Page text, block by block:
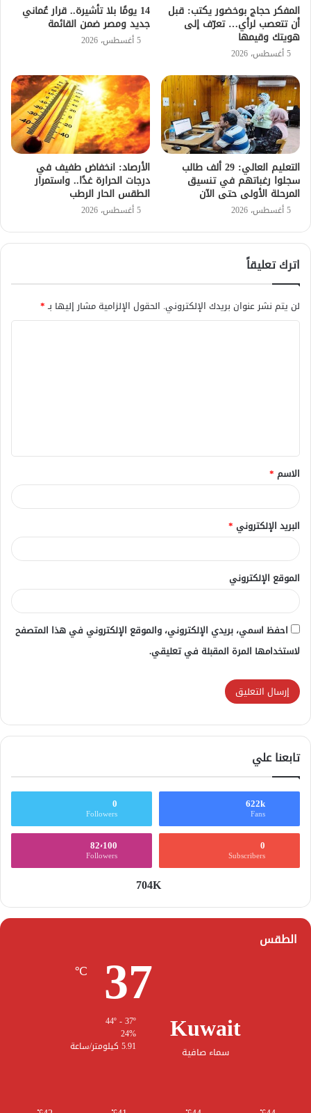
المفكر حجاج بوخضور يكتب: قبل
أن تتعصب لرأي… تعرّف إلى
هويتك وقيمها
5 أغسطس، 2026
14 يومًا بلا تأشيرة.. قرار عُماني
جديد ومصر ضمن القائمة
5 أغسطس، 2026
التعليم العالي: 29 ألف طالب
سجلوا رغباتهم في تنسيق
المرحلة الأولى حتى الآن
5 أغسطس، 2026
الأرصاد: انخفاض طفيف في
درجات الحرارة غدًا.. واستمرار
الطقس الحار الرطب
5 أغسطس، 2026
اترك تعليقاً
لن يتم نشر عنوان بريدك الإلكتروني. الحقول الإلزامية مشار إليها بـ*
ق
*
الاسم *
البريد الإلكتروني *
الموقع الإلكتروني
احفظ اسمي، بريدي الإلكتروني، والموقع الإلكتروني في هذا المتصفح
لاستخدامها المرة المقبلة في تعليقي.
تابعنا علي
622k
Fans
0
Followers
0
Subscribers
82٬100
Followers
704K
الطقس
Kuwait
سماء صافية
37
℃
24%
5.91 كيلومتر/ساعة